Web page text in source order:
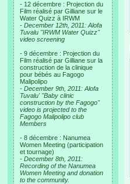
- 12 décembre : Projection du
Film réalisé par Gilliane sur le
Water Quizz à IRWM
- December 12th, 2011: Alofa
Tuvalu "IRWM Water Quizz"
video screening
- 9 décembre : Projection du
Film réalisé par Gilliane sur la
construction de la clinique
pour bébés au Fagogo
Malipolipo
- December 9th, 2011: Alofa
Tuvalu' "Baby clinic
construction by the Fagogo"
video is projected to the
Fagogo Malipolipo club
Members
- 8 décembre : Nanumea
Women Meeting (participation
et tournage)
- December 8th, 2011:
Recording of the Nanumea
Women Meeting and donation
to the community.